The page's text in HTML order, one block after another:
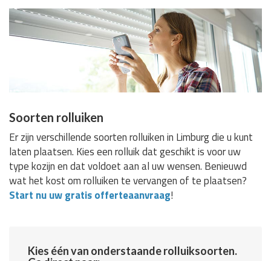
Soorten rolluiken
Er zijn verschillende soorten rolluiken in Limburg die u kunt
laten plaatsen. Kies een rolluik dat geschikt is voor uw
type kozijn en dat voldoet aan al uw wensen. Benieuwd
wat het kost om rolluiken te vervangen of te plaatsen?
Start nu uw gratis offerteaanvraag!
Kies één van onderstaande rolluiksoorten.